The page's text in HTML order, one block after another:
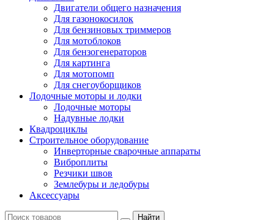
Двигатели общего назначения
Для газонокосилок
Для бензиновых триммеров
Для мотоблоков
Для бензогенераторов
Для картинга
Для мотопомп
Для снегоуборщиков
Лодочные моторы и лодки
Лодочные моторы
Надувные лодки
Квадроциклы
Строительное оборудование
Инверторные сварочные аппараты
Виброплиты
Резчики швов
Землебуры и ледобуры
Аксессуары